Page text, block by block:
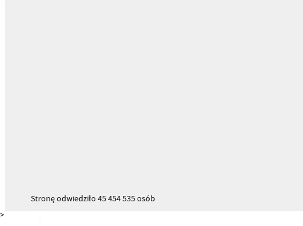
Stronę odwiedziło 45 454 535 osób
>